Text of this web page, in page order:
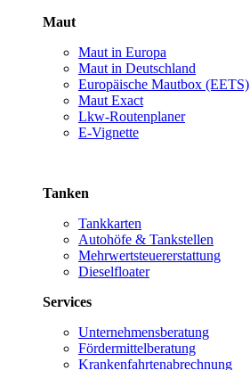
Maut
Maut in Europa
Maut in Deutschland
Europäische Mautbox (EETS)
Maut Exact
Lkw-Routenplaner
E-Vignette
Tanken
Tankkarten
Autohöfe & Tankstellen
Mehrwertsteuererstattung
Dieselfloater
Services
Unternehmensberatung
Fördermittelberatung
Krankenfahrtenabrechnung